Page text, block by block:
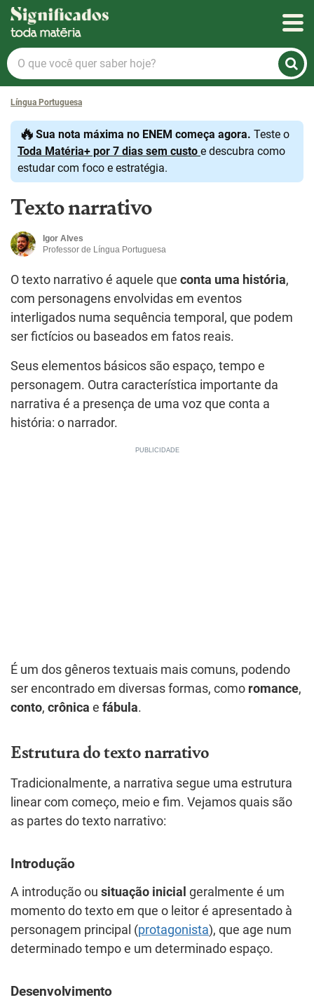
Significados
O
que
você
quer
saber
hoje?
Língua Portuguesa
🔥Sua nota máxima no ENEM começa agora. Teste o
Toda Matéria+ por 7 dias sem custo e descubra como
estudar com foco e estratégia.
Texto narrativo
Igor Alves
Professor de Língua Portuguesa
O texto narrativo é aquele que conta uma história,
com personagens envolvidas em eventos
interligados numa sequência temporal, que podem
ser fictícios ou baseados em fatos reais.
Seus elementos básicos são espaço, tempo e
personagem. Outra característica importante da
narrativa é a presença de uma voz que conta a
história: o narrador.
É um dos gêneros textuais mais comuns, podendo
ser encontrado em diversas formas, como romance,
conto, crônica e fábula.
Estrutura do texto narrativo
Tradicionalmente, a narrativa segue uma estrutura
linear com começo, meio e fim. Vejamos quais são
as partes do texto narrativo:
Introdução
A introdução ou situação inicial geralmente é um
momento do texto em que o leitor é apresentado à
personagem principal (protagonista), que age num
determinado tempo e um determinado espaço.
Desenvolvimento